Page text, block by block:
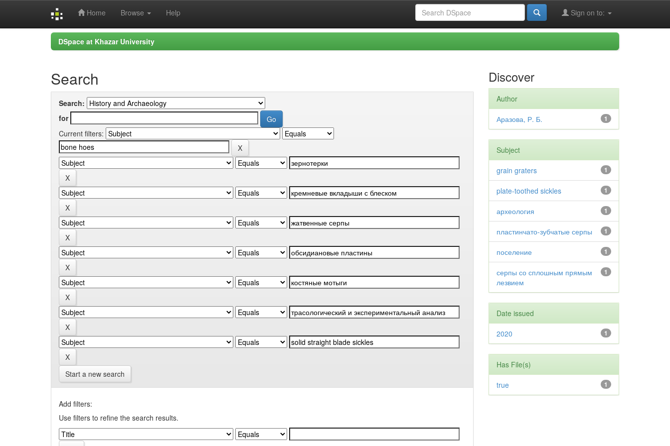
Home Browse Help Sign on to:
DSpace at Khazar University
Search
Search:
for
Current filters:
Start a new search
Add filters:
Use filters to refine the search results.
Discover
Author
1
Аразова, Р. Б.
Subject
1
grain graters
1
plate-toothed sickles
1
археология
1
пластинчато-зубчатые серпы
1
поселение
1
серпы со сплошным прямым
лезвием
Date issued
1
2020
Has File(s)
1
true